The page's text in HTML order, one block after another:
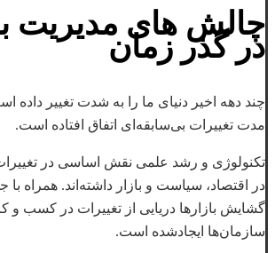
چالش های مدیریت
در گذر زمان
چند دهه اخیر دنیای ما را به شدت تغییر داده
مدت تغییرات بی‌سابقه‌ای اتفاق افتاده است.
تکنولوژی و رشد علمی نقش اساسی در
در اقتصاد، سیاست و بازار داشته‌اند. همراه
گشایش بازارها دریایی از تغییرات در کسب و
سازمان‌ها ایجادشده است.